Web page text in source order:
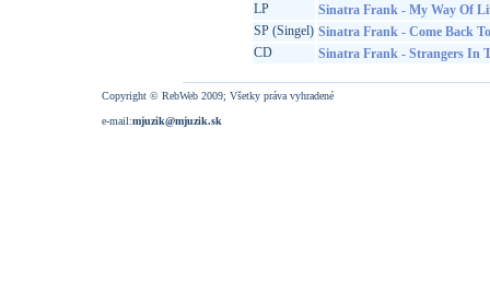
LP
Sinatra Frank - My Way Of
SP (Singel) Sinatra Frank - Come Back
CD
Sinatra Frank - Strangers In
Copyright © RebWeb 2009; Všetky práva vyhradené
e-mail:mjuzik@mjuzik.sk